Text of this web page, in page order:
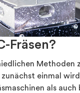
Fräsen?
Methoden
einmal
als auch